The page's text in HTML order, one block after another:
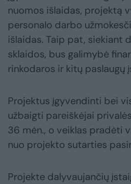
nuomos išlaidas, projektą
personalo darbo
išlaidas. Taip pat, siekiant
sklaidos, bus galimybė
rinkodaros ir kitų paslaugų
Projektus įgyvendinti bei
užbaigti pareiškėjai
36 mėn., o veiklas pradėti
nuo projekto sutarties
Projekte dalyvaujančių